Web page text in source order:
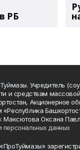
РБ
Учредитель
и средствам
Акционерное
«Республика
Максютова Оксана
персональных данных